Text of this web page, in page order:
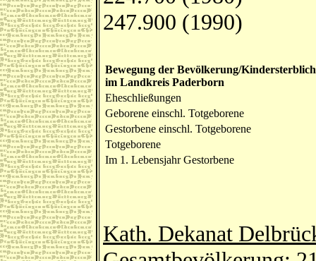
247.900 (1990)
Bewegung der Bevölkerung/
im Landkreis Paderborn
Eheschließungen
Geborene einschl. Totgeborene
Gestorbene einschl. Totgeborene
Totgeborene
Im 1. Lebensjahr Gestorbene
Kath. Dekanat